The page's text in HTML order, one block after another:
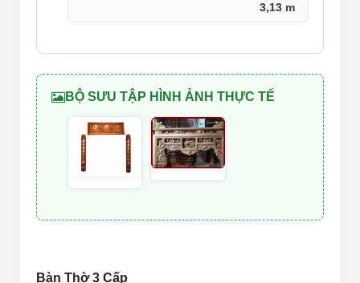
3,13 m
BỘ SƯU TẬP HÌNH ẢNH THỰC TẾ
Bàn Thờ 3 Cấp